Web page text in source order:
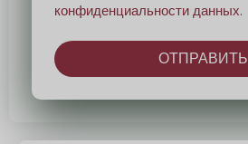
конфиденциальности данных.
ОТПРАВИТЬ